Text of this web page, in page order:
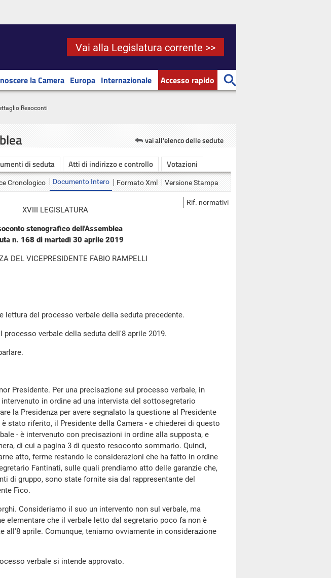
Vai alla Legislatura corrente >>
la Camera Europa Internazionale Accesso rapido
Resoconti
vai all'elenco delle sedute
di seduta Atti di indirizzo e controllo Votazioni
Cronologico Documento Intero Formato Xml Versione Stampa
Rif. normativi
XVIII LEGISLATURA
stenografico dell'Assemblea
n. 168 di martedì 30 aprile 2019
DEL VICEPRESIDENTE FABIO RAMPELLI
lettura del processo verbale della seduta precedente.
processo verbale della seduta dell'8 aprile 2019.
Presidente. Per una precisazione sul processo verbale, in
in ordine ad una intervista del sottosegretario
la Presidenza per avere segnalato la questione al Presidente
stato riferito, il Presidente della Camera - e chiederei di questo
- è intervenuto con precisazioni in ordine alla supposta, e
di cui a pagina 3 di questo resoconto sommario. Quindi,
atto, ferme restando le considerazioni che ha fatto in ordine
Fantinati, sulle quali prendiamo atto delle garanzie che,
di gruppo, sono state fornite sia dal rappresentante del
Fico.
Consideriamo il suo un intervento non sul verbale, ma
elementare che il verbale letto dal segretario poco fa non è
all'8 aprile. Comunque, teniamo ovviamente in considerazione
verbale si intende approvato.